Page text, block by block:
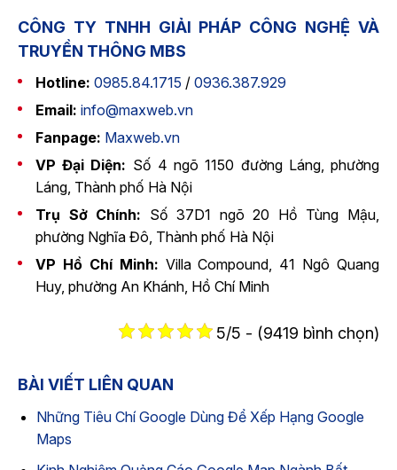
CÔNG TY TNHH GIẢI PHÁP CÔNG NGHỆ VÀ
TRUYỀN THÔNG MBS
Hotline: 0985.84.1715 / 0936.387.929
Email: info@maxweb.vn
Fanpage: Maxweb.vn
VP Đại Diện: Số 4 ngõ 1150 đường Láng, phường
Láng, Thành phố Hà Nội
Trụ Sở Chính: Số 37D1 ngõ 20 Hồ Tùng Mậu,
phường Nghĩa Đô, Thành phố Hà Nội
VP Hồ Chí Minh: Villa Compound, 41 Ngô Quang
Huy, phường An Khánh, Hồ Chí Minh
5/5 - (9419 bình chọn)
BÀI VIẾT LIÊN QUAN
Những Tiêu Chí Google Dùng Để Xếp Hạng Google
Maps